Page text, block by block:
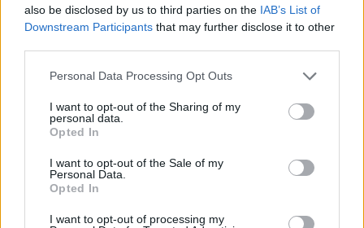
also be disclosed by us to third parties on the IAB’s List of
Downstream Participants that may further disclose it to other
Please note that this website/app uses one or more Google
not limited to your visit or usage behaviour. You may click to
grant or deny consent to Google and its third-party tags to
use your data for below specified purposes in below Google
consent section.
Personal Data Processing Opt Outs
I want to opt-out of the Sharing of my
personal data.
Opted In
I want to opt-out of the Sale of my
Personal Data.
Opted In
I want to opt-out of processing my
Az öt különböző méretben és három pasztell
színben kapható Fit Smart melltartó engedelmesen
követi a nő testének formáját —a mell méretétől
valamint testalkattól függetlenül —, és okos
átélni a változásokat testünkben.
A Fit Smart melltartó nekünk, a saját életünkhöz